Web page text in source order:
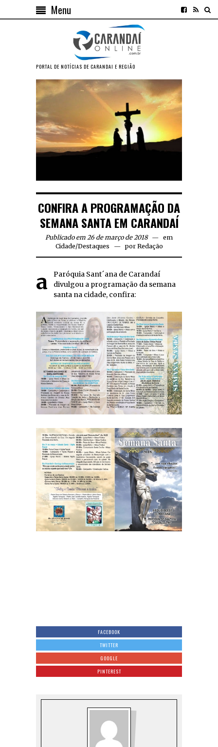
Menu
PORTAL DE NOTÍCIAS DE CARANDAI E REGIÃO
CONFIRA A PROGRAMAÇÃO DA
SEMANA SANTA EM CARANDAÍ
Publicado em 26 de março de 2018
em
Cidade/Destaques por Redação
a Paróquia Sant´ana de Carandaí
divulgou a programação da semana
santa na cidade, confira:
FACEBOOK
TWITTER
GOOGLE
PINTEREST